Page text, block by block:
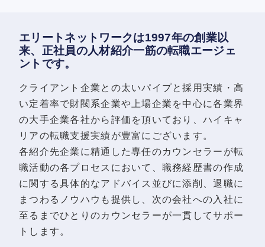
エリートネットワークは1997年の創業以
来、正社員の人材紹介一筋の転職エージェ
ントです。
クライアント企業との太いパイプと採用実績・高
い定着率で財閥系企業や上場企業を中心に各業界
の大手企業各社から評価を頂いており、ハイキャ
リアの転職支援実績が豊富にございます。
各紹介先企業に精通した専任のカウンセラーが転
職活動の各プロセスにおいて、職務経歴書の作成
に関する具体的なアドバイス並びに添削、退職に
まつわるノウハウも提供し、次の会社への入社に
至るまでひとりのカウンセラーが一貫してサポー
トします。